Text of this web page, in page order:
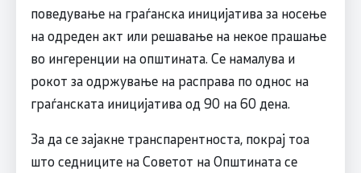
поведување на граѓанска иницијатива за носење
на одреден акт или решавање на некое прашање
во ингеренции на општината. Се намалува и
рокот за одржување на расправа по однос на
граѓанската иницијатива од 90 на 60 дена.
За да се зајакне транспарентноста, покрај тоа
што седниците на Советот на Општината се